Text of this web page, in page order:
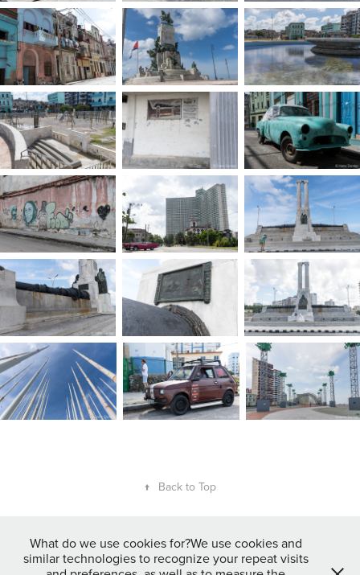
↑ Back to Top
Gepubliceerde foto's mogen vrij gebruikt worden op Social Media door
betrokkenen (personen en organisaties) mits er een duidelijke
What do we use cookies for?We use cookies and
similar technologies to recognize your repeat visits